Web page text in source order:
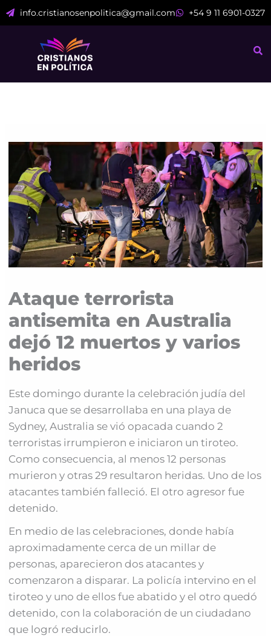
al
info.cristianosenpolitica@gmail.com +54 9 11 6901-0327
Ataque terrorista
antisemita en Australia
dejó 12 muertos y varios
heridos
Este domingo durante la celebración judía del
Januca que se desarrollaba en una playa de
Sydney, Australia se vió opacada cuando 2
terroristas irrumpieron e iniciaron un tiroteo.
Como consecuencia, al menos 12 personas
murieron y otras 29 resultaron heridas. Uno de los
atacantes también falleció. El otro agresor fue
detenido.
En medio de las celebraciones, donde había
aproximadamente cerca de un millar de
personas, aparecieron dos atacantes y
comenzaron a disparar. La policía intervino en el
tiroteo y uno de ellos fue abatido y el otro quedó
detenido, con la colaboración de un ciudadano
que logró reducirlo.